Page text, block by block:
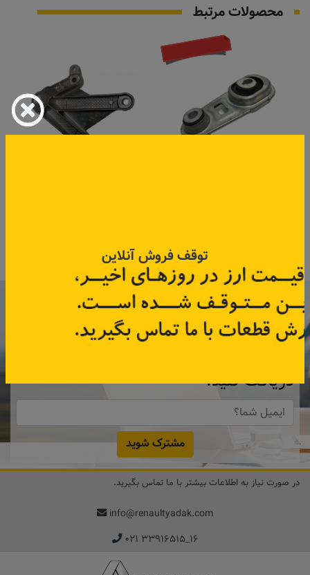
محصولات مرتبط
تماس بگیرید
اطلاعات بیشتر اطلاعات بیشتر
با عضویت در خبرنامه رنویدک
همین حالا ۱۵ هزار تومان کد‌تخفیف خرید
دریافت کنید.
مشترک شوید
در صورت نیاز به اطلاعات بیشتر با ما تماس بگیرید.
info@renaultyadak.com
۰۲۱ ۳۳۹۱۶۵۱۵_۱۶
توقف فروش آنلاین